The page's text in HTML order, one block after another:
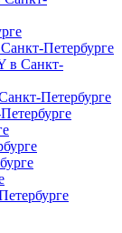
Петербурге
в Санкт-
Петербурге